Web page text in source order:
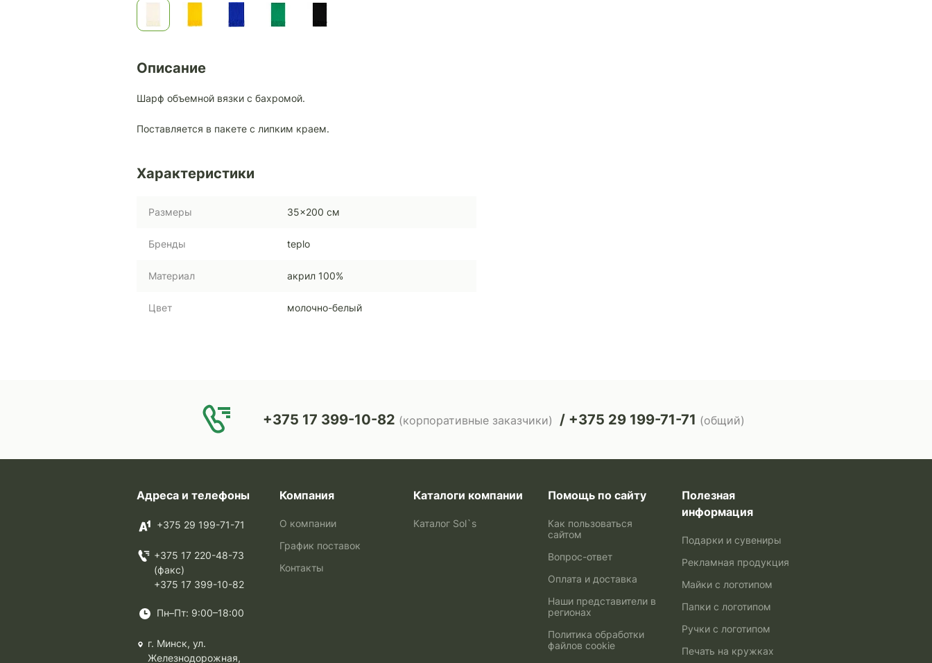
Описание
Шарф объемной вязки с бахромой.
Поставляется в пакете с липким краем.
Характеристики
Размеры 35x200 см
Бренды teplo
Материал акрил 100%
Цвет молочно-белый
+375 17 399-10-82 (корпоративные заказчики) +375 29 199-71-71 (общий)
Адреса и телефоны
+375 29 199-71-71
+375 17 220-48-73
(факс)
+375 17 399-10-82
Пн–Пт: 9:00–18:00
г. Минск, ул.
Железнодорожная,
Компания
О компании
График поставок
Контакты
Каталоги компании
Каталог Sol`s
Помощь по сайту
Как пользоваться
сайтом
Вопрос-ответ
Оплата и доставка
Наши представители в
регионах
Политика обработки
файлов cookie
Полезная
информация
Подарки и сувениры
Рекламная продукция
Майки с логотипом
Папки с логотипом
Ручки с логотипом
Печать на кружках